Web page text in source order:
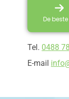
De
Tel. 0488
E-mail